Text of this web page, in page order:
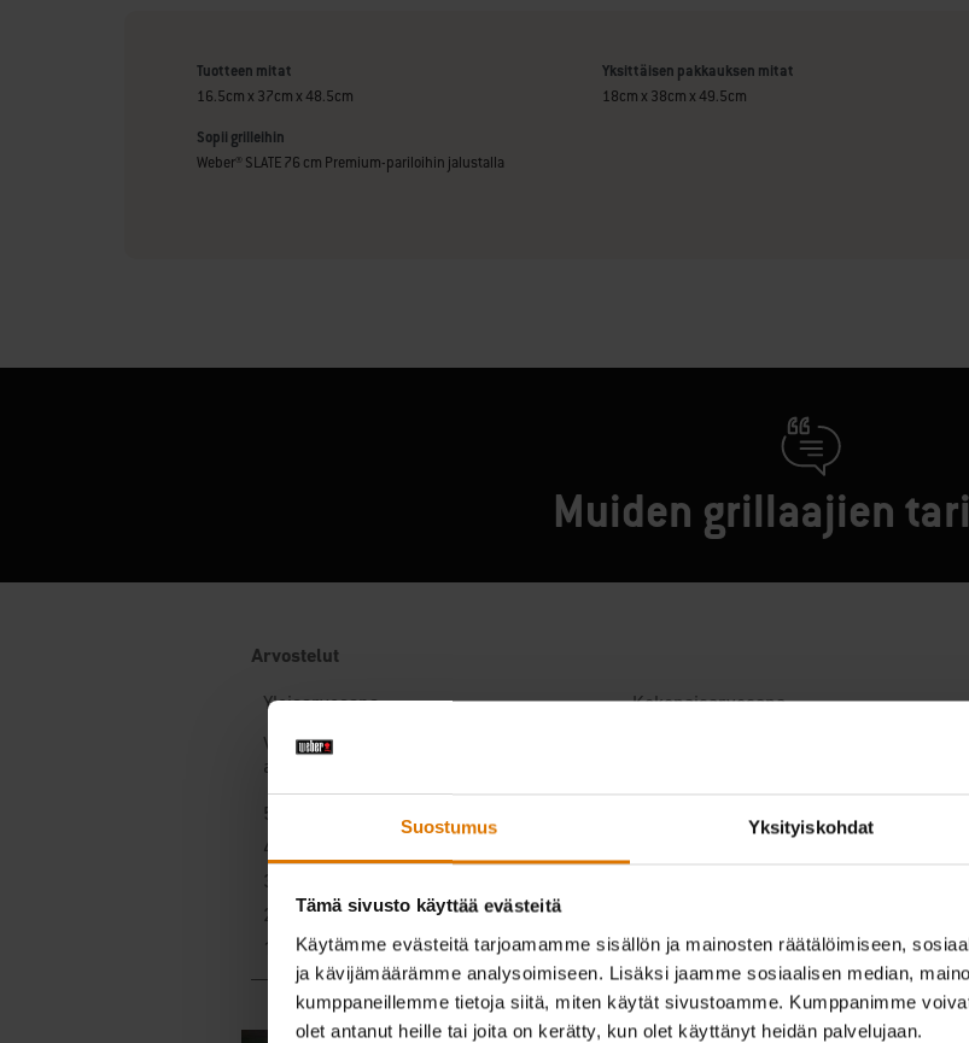
Suostumus Yksityiskohdat
Tämä sivusto käyttää evästeitä
Käytämme evästeitä tarjoamamme sisällön ja mainosten räätälöimiseen,
ja kävijämäärämme analysoimiseen. Lisäksi jaamme sosiaalisen median,
kumppaneillemme tietoja siitä, miten käytät sivustoamme. Kumppanimme
olet antanut heille tai joita on kerätty, kun olet käyttänyt heidän palvelujaan.
Tuotteen mitat
16.5cm x 37cm x 48.5cm
Yksittäisen pakkauksen mitat
18cm x 38cm x 49.5cm
Sopii grilleihin
Weber® SLATE 76 cm Premium-pariloihin jalustalla
Muiden grillaajien